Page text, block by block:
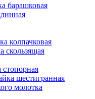
барашковая
колпачковая
скользящая
стопорная
шестигранная
молотка